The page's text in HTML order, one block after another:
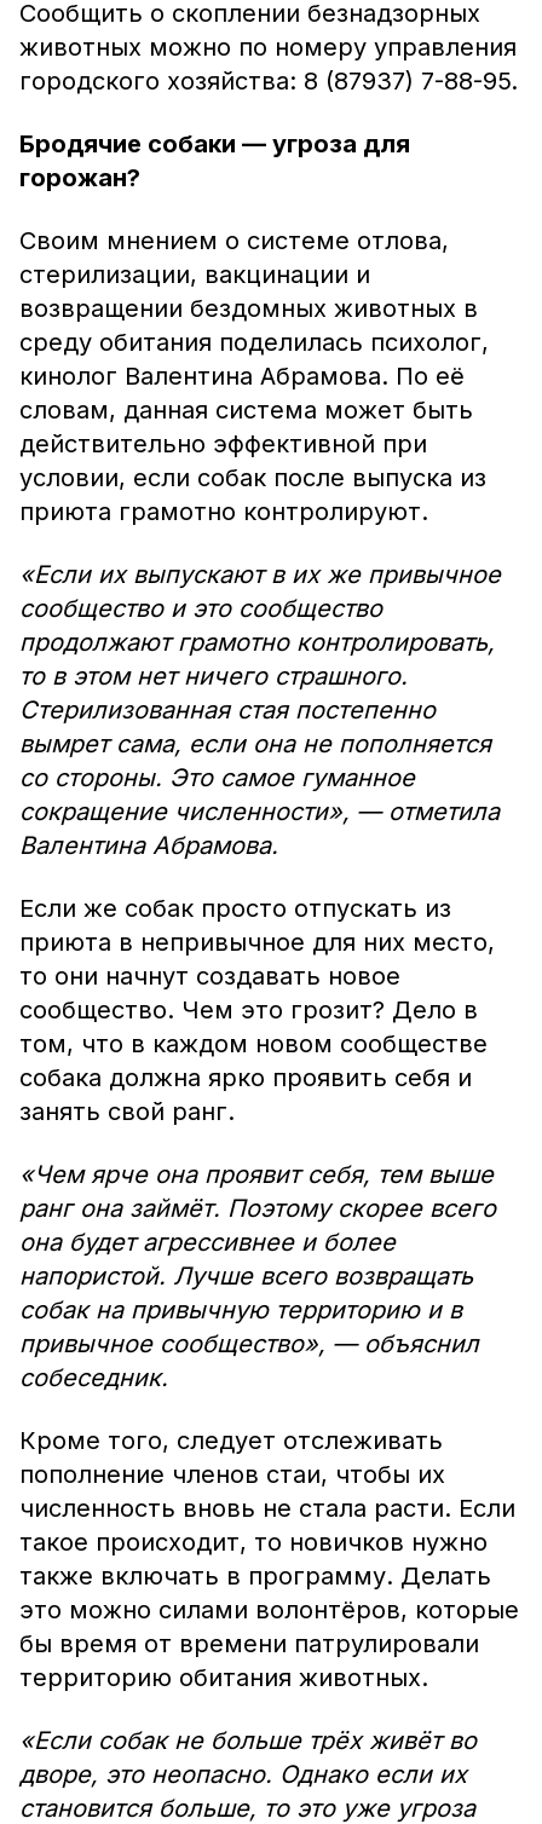
Сообщить о скоплении безнадзорных
животных можно по номеру управления
городского хозяйства: 8 (87937) 7-88-95.
Бродячие собаки — угроза для
горожан?
Своим мнением о системе отлова,
стерилизации, вакцинации и
возвращении бездомных животных в
среду обитания поделилась психолог,
кинолог Валентина Абрамова. По её
словам, данная система может быть
действительно эффективной при
условии, если собак после выпуска из
приюта грамотно контролируют.
«Если их выпускают в их же привычное
сообщество и это сообщество
продолжают грамотно контролировать,
то в этом нет ничего страшного.
Стерилизованная стая постепенно
вымрет сама, если она не пополняется
со стороны. Это самое гуманное
сокращение численности», — отметила
Валентина Абрамова.
Если же собак просто отпускать из
приюта в непривычное для них место,
то они начнут создавать новое
сообщество. Чем это грозит? Дело в
том, что в каждом новом сообществе
собака должна ярко проявить себя и
занять свой ранг.
«Чем ярче она проявит себя, тем выше
ранг она займёт. Поэтому скорее всего
она будет агрессивнее и более
напористой. Лучше всего возвращать
собак на привычную территорию и в
привычное сообщество», — объяснил
собеседник.
Кроме того, следует отслеживать
пополнение членов стаи, чтобы их
численность вновь не стала расти. Если
такое происходит, то новичков нужно
также включать в программу. Делать
это можно силами волонтёров, которые
бы время от времени патрулировали
территорию обитания животных.
«Если собак не больше трёх живёт во
дворе, это неопасно. Однако если их
становится больше, то это уже угроза